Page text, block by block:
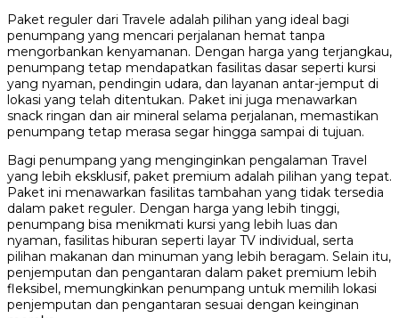
Paket reguler dari Travele adalah pilihan yang ideal bagi
penumpang yang mencari perjalanan hemat tanpa
mengorbankan kenyamanan. Dengan harga yang terjangkau,
penumpang tetap mendapatkan fasilitas dasar seperti kursi
yang nyaman, pendingin udara, dan layanan antar-jemput di
lokasi yang telah ditentukan. Paket ini juga menawarkan
snack ringan dan air mineral selama perjalanan, memastikan
penumpang tetap merasa segar hingga sampai di tujuan.
Bagi penumpang yang menginginkan pengalaman Travel
yang lebih eksklusif, paket premium adalah pilihan yang tepat.
Paket ini menawarkan fasilitas tambahan yang tidak tersedia
dalam paket reguler. Dengan harga yang lebih tinggi,
penumpang bisa menikmati kursi yang lebih luas dan
nyaman, fasilitas hiburan seperti layar TV individual, serta
pilihan makanan dan minuman yang lebih beragam. Selain itu,
penjemputan dan pengantaran dalam paket premium lebih
fleksibel, memungkinkan penumpang untuk memilih lokasi
penjemputan dan pengantaran sesuai dengan keinginan